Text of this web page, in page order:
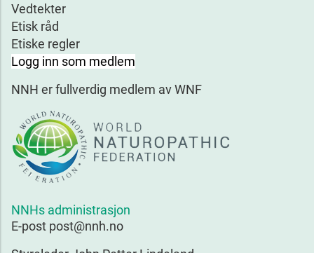
Vedtekter
Etisk råd
Etiske regler
Logg inn som medlem
NNH er fullverdig medlem av WNF
NNHs administrasjon
E-post post@nnh.no